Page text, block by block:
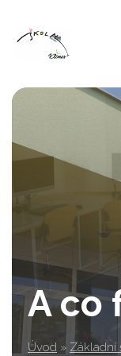
A co
Úvod » Základní